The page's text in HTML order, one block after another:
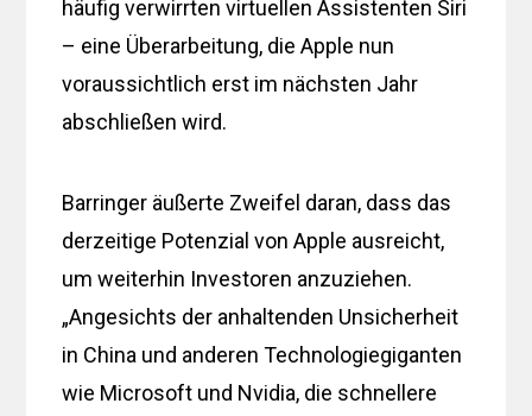
häufig verwirrten virtuellen Assistenten Siri
– eine Überarbeitung, die Apple nun
voraussichtlich erst im nächsten Jahr
abschließen wird.
Barringer äußerte Zweifel daran, dass das
derzeitige Potenzial von Apple ausreicht,
um weiterhin Investoren anzuziehen.
„Angesichts der anhaltenden Unsicherheit
in China und anderen Technologiegiganten
wie Microsoft und Nvidia, die schnellere